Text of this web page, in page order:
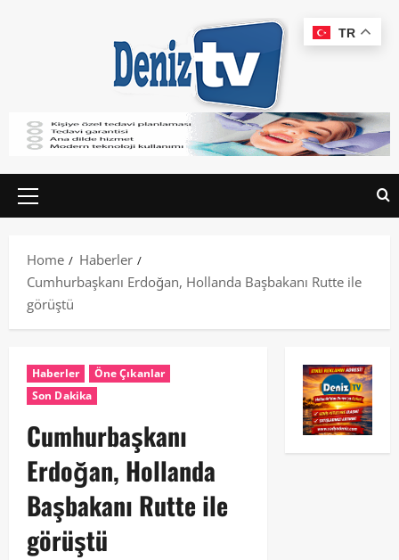
Home
Haberler
Cumhurbaşkanı Erdoğan, Hollanda Başbakanı Rutte ile
görüştü
Haberler
Öne Çıkanlar
Son Dakika
Cumhurbaşkanı
Erdoğan, Hollanda
Başbakanı Rutte ile
görüştü
TR